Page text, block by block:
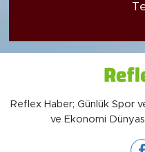
Reflex Haber; Günlük Spor
ve Ekonomi